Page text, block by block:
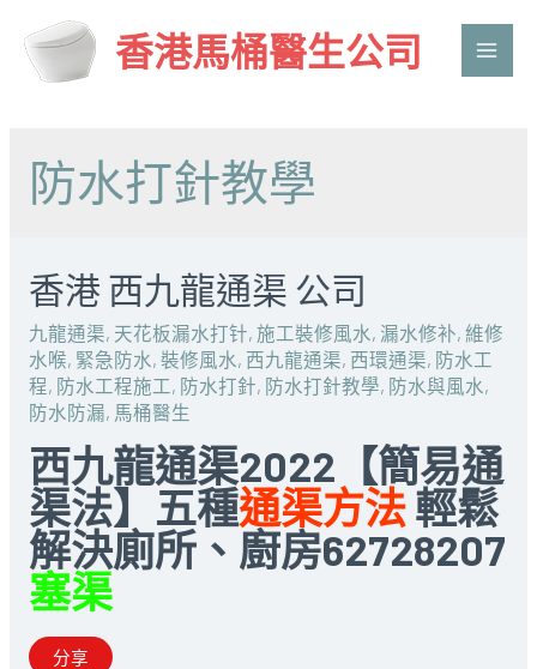
香港馬桶醫生公司
Main
防水打針教學
香港 西九龍通渠 公司
九龍通渠, 天花板漏水打针, 施工裝修風水, 漏水修补, 維修
水喉, 緊急防水, 裝修風水, 西九龍通渠, 西環通渠, 防水工
程, 防水工程施工, 防水打針, 防水打針教學, 防水與風水,
防水防漏, 馬桶醫生
西九龍通渠2022【簡易通
渠法】五種通渠方法輕鬆
解決廁所、廚房62728207
塞渠
分享